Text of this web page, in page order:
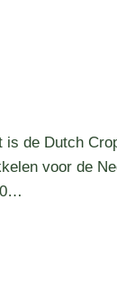
is de Dutch
voor de